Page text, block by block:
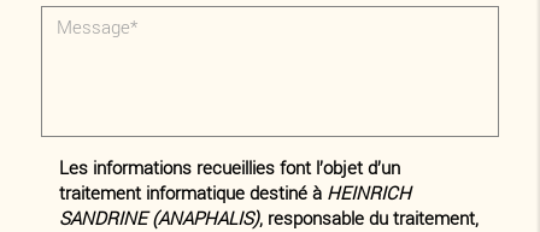
Les informations recueillies font l’objet d’un
traitement informatique destiné à HEINRICH
SANDRINE (ANAPHALIS), responsable du traitement,